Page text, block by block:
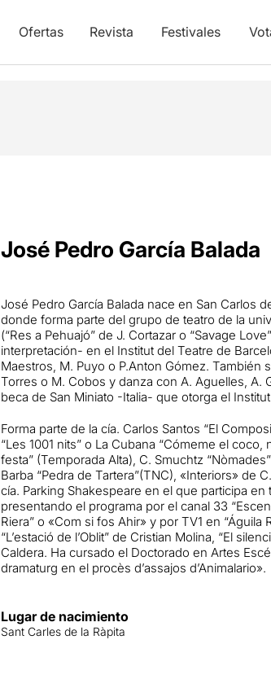
Ofertas Revista Festivales
José Pedro García Balada
José Pedro García Balada nace en San Carlos
donde forma parte del grupo de teatro de la
(“Res a Pehuajó” de J. Cortazar o “Savage
interpretación- en el Institut del Teatre de
Maestros, M. Puyo o P.Anton Gómez. También
Torres o M. Cobos y danza con A. Aguelles, A.
beca de San Miniato -Italia- que otorga el
Forma parte de la cía. Carlos Santos “El
“Les 1001 nits” o La Cubana “Cómeme el
festa” (Temporada Alta), C. Smuchtz
Barba “Pedra de Tartera”(TNC), «Interiors» de
cía. Parking Shakespeare en el que participa
presentando el programa por el canal 33
Riera” o «Com si fos Ahir» y por TV1 en
“L’estació de l’Oblit” de Cristian Molina, “El
Caldera. Ha cursado el Doctorado en Artes
dramaturg en el procès d’assajos d’Animalario».
Lugar de nacimiento
Sant Carles de la Ràpita